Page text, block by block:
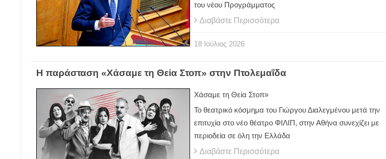
του νέου Προγράμματος
Διαβάστε Περισσότερα
18 Ιούλιος 2026
Η παράσταση «Χάσαμε τη Θεία Στοπ» στην Πτολεμαΐδα
Χάσαμε τη Θεία Στοπ»
Το θεατρικό κόσμημα του Γιώργου Διαλεγμένου μετά την
επιτυχία στο νέο θέατρο ΦΙΛΙΠ, στην Αθήνα συνεχίζει με
περιοδεία σε όλη την Ελλάδα
Διαβάστε Περισσότερα